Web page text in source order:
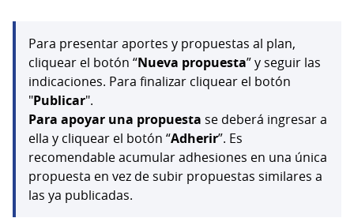
Para presentar aportes y propuestas al plan,
cliquear el botón “Nueva propuesta” y seguir las
indicaciones. Para finalizar cliquear el botón
"Publicar".
Para apoyar una propuesta se deberá ingresar a
ella y cliquear el botón “Adherir”. Es
recomendable acumular adhesiones en una única
propuesta en vez de subir propuestas similares a
las ya publicadas.